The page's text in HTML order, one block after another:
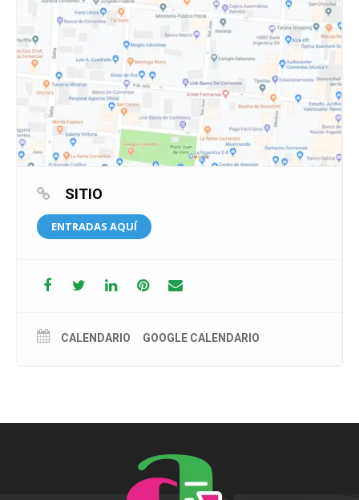
“Podrán ver que todas las artes convergen en un producto de
alta calidad”, sostuvo la directora y “nos encaminamos a que
esto sea el inicio de un camino productivo”, subrayó para
concluir.
Entradas e información
Las entradas están disponibles en weepas.ar o en la boletería
del teatro, San Juan 637, de lunes a sábados de 9 a 13 y de 17
a 21.
SITIO
ENTRADAS AQUÍ
CALENDARIO GOOGLE CALENDARIO